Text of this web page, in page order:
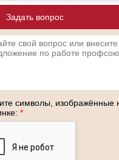
Задать вопрос
символы, изображённые
*